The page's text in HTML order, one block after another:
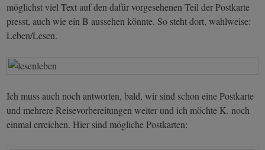
möglichst viel Text auf den dafür vorgesehenen Teil der Postkarte
presst, auch wie ein B aussehen könnte. So steht dort, wahlweise:
Leben/Lesen.
Ich muss auch noch antworten, bald, wir sind schon eine Postkarte
und mehrere Reisevorbereitungen weiter und ich möchte K. noch
einmal erreichen. Hier sind mögliche Postkarten: